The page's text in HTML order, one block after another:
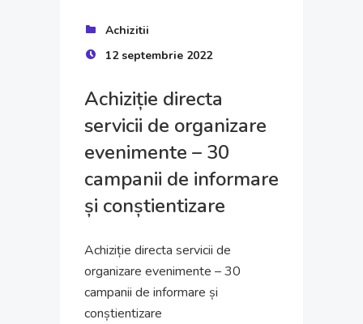
Achizitii
12 septembrie 2022
Achiziție directa
servicii de organizare
evenimente – 30
campanii de informare
și conștientizare
Achiziție directa servicii de
organizare evenimente – 30
campanii de informare și
conștientizare